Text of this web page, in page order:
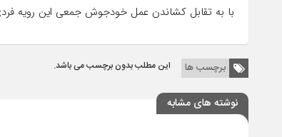
با به تقابل کشاندن عمل خودجوش جمعی این رویه
برچسب ها این مطلب بدون برچسب می باشد.
نوشته های مشابه